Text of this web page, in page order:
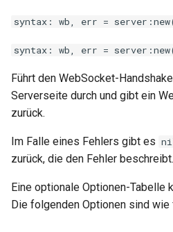
json-var
jwt
label
length-hiding
syntax: wb, err =
syntax: wb, err =
Führt den WebSocket-
Serverseite durch und gibt ein
zurück.
Im Falle eines Fehlers gibt es
zurück, die den Fehler beschreibt.
Eine optionale Optionen-Tabelle
Die folgenden Optionen sind wie